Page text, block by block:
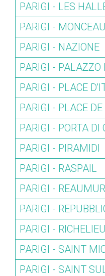
PARIGI - LES
PARIGI - MONCEAU
PARIGI - NAZIONE
PARIGI - PALAZZO
PARIGI - PLACE
PARIGI - PLACE
PARIGI - PORTA DI
PARIGI - PIRAMIDI
PARIGI - RASPAIL
PARIGI -
PARIGI -
PARIGI -
PARIGI - SAINT
PARIGI - SAINT